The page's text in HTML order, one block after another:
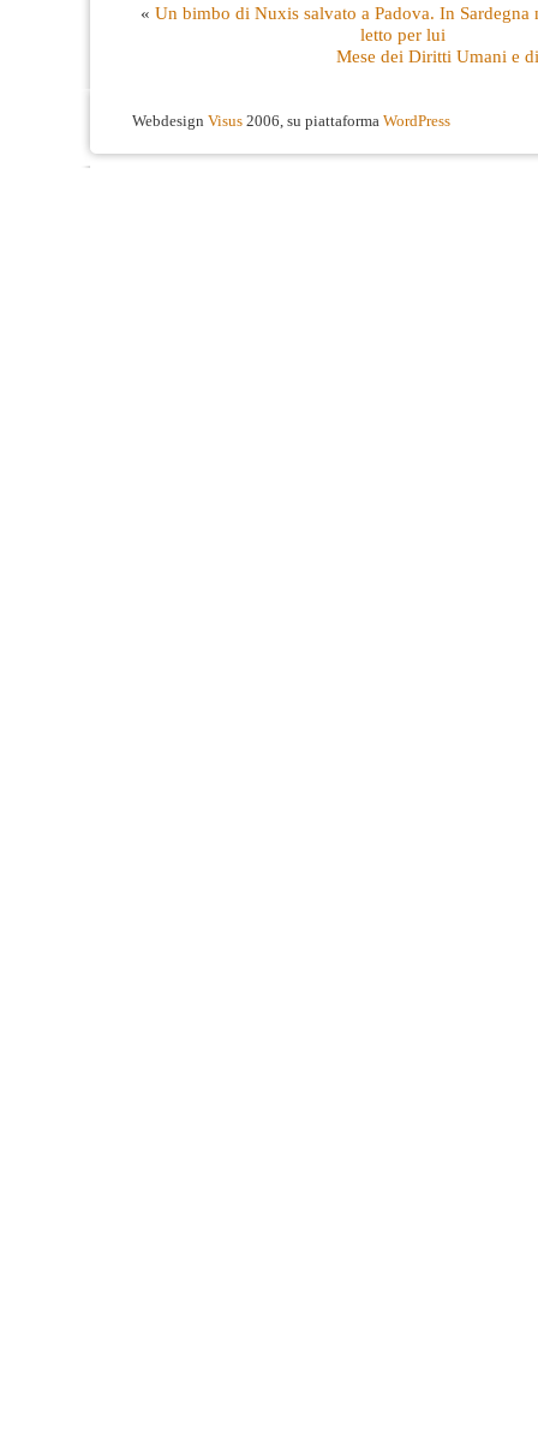
« Un bimbo di Nuxis salvato a Padova. In Sardegna
letto per lui
Mese dei Diritti Umani e
Webdesign Visus 2006, su piattaforma WordPress